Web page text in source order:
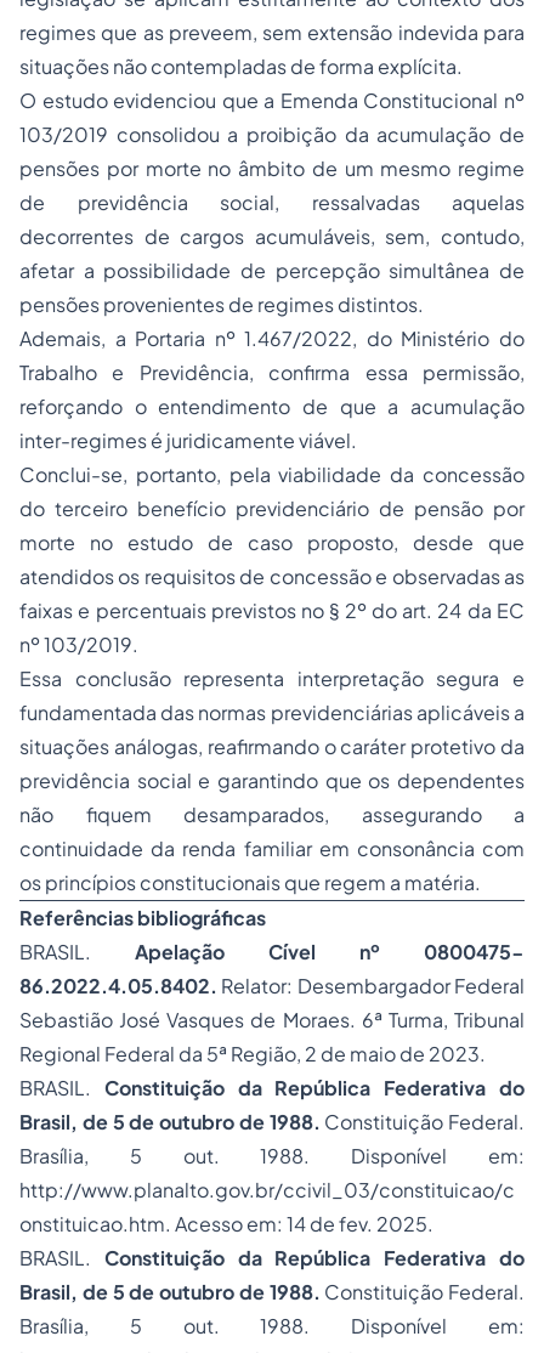
regimes que as preveem, sem extensão indevida para
situações não contempladas de forma explícita.
O estudo evidenciou que a Emenda Constitucional nº
103/2019 consolidou a proibição da acumulação de
pensões por morte no âmbito de um mesmo regime
de previdência social, ressalvadas aquelas
decorrentes de cargos acumuláveis, sem, contudo,
afetar a possibilidade de percepção simultânea de
pensões provenientes de regimes distintos.
Ademais, a Portaria nº 1.467/2022, do Ministério do
Trabalho e Previdência, confirma essa permissão,
reforçando o entendimento de que a acumulação
inter-regimes é juridicamente viável.
Conclui-se, portanto, pela viabilidade da concessão
do terceiro benefício previdenciário de pensão por
morte no estudo de caso proposto, desde que
atendidos os requisitos de concessão e observadas as
faixas e percentuais previstos no § 2º do art. 24 da EC
nº 103/2019.
Essa conclusão representa interpretação segura e
fundamentada das normas previdenciárias aplicáveis a
situações análogas, reafirmando o caráter protetivo da
previdência social e garantindo que os dependentes
não fiquem desamparados, assegurando a
continuidade da renda familiar em consonância com
os princípios constitucionais que regem a matéria.
Referências bibliográficas
BRASIL. Apelação Cível nº 0800475-
86.2022.4.05.8402. Relator: Desembargador Federal
Sebastião José Vasques de Moraes. 6ª Turma, Tribunal
Regional Federal da 5ª Região, 2 de maio de 2023.
BRASIL. Constituição da República Federativa do
Brasil, de 5 de outubro de 1988. Constituição Federal.
Brasília, 5 out. 1988. Disponível em:
http://www.planalto.gov.br/ccivil_03/constituicao/c
onstituicao.htm. Acesso em: 14 de fev. 2025.
BRASIL. Constituição da República Federativa do
Brasil, de 5 de outubro de 1988. Constituição Federal.
Brasília, 5 out. 1988. Disponível em: